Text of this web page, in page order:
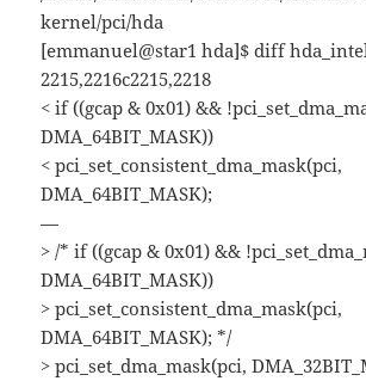
kernel/pci/hda
[emmanuel@star1 hda]$ diff
2215,2216c2215,2218
< if ((gcap & 0x01) &&
DMA_64BIT_MASK))
< pci_set_consistent_dma_mask(pci,
DMA_64BIT_MASK);
—
> /* if ((gcap & 0x01) &&
DMA_64BIT_MASK))
> pci_set_consistent_dma_mask(pci,
DMA_64BIT_MASK); */
> pci_set_dma_mask(pci,